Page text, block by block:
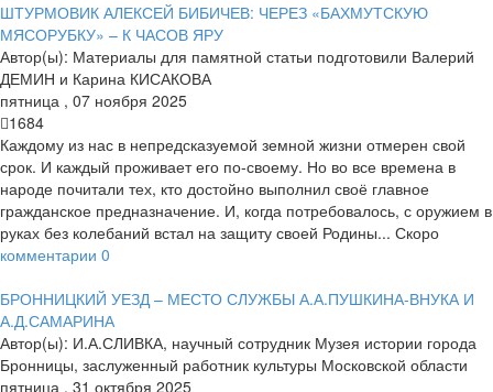
ШТУРМОВИК АЛЕКСЕЙ БИБИЧЕВ: ЧЕРЕЗ «БАХМУТСКУЮ
МЯСОРУБКУ» – К ЧАСОВ ЯРУ
Автор(ы): Материалы для памятной статьи подготовили Валерий
ДЕМИН и Карина КИСАКОВА
пятница , 07 ноября 2025
1684
Каждому из нас в непредсказуемой земной жизни отмерен свой
срок. И каждый проживает его по-своему. Но во все времена в
народе почитали тех, кто достойно выполнил своё главное
гражданское предназначение. И, когда потребовалось, с оружием в
руках без колебаний встал на защиту своей Родины... Скоро
комментарии 0
БРОННИЦКИЙ УЕЗД – МЕСТО СЛУЖБЫ А.А.ПУШКИНА-ВНУКА И
А.Д.САМАРИНА
Автор(ы): И.А.СЛИВКА, научный сотрудник Музея истории города
Бронницы, заслуженный работник культуры Московской области
пятница , 31 октября 2025